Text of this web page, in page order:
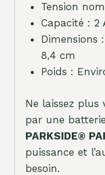
Tension
Capacité : 2
Dimensions
8,4 cm
Poids :
Ne laissez
par une
PARKSIDE®
puissance et
besoin.